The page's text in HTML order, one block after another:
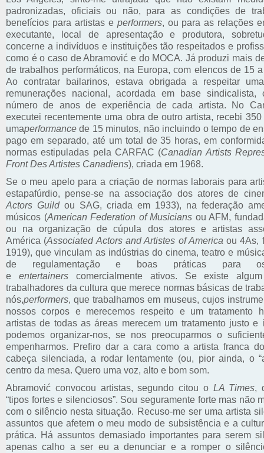
padronizadas, oficiais ou não, para as condições de
benefícios para artistas e performers, ou para as relações
executante, local de apresentação e produtora,
concerne a indivíduos e instituições tão respeitados e
como é o caso de Abramović e do MOCA. Já produzi mais
de trabalhos performáticos, na Europa, com elencos de 15
Ao contratar bailarinos, estava obrigada a respeitar
remunerações nacional, acordada em base sindicalista,
número de anos de experiência de cada artista. No
executei recentemente uma obra de outro artista, recebi
umaperformance de 15 minutos, não incluindo o tempo de
pago em separado, até um total de 35 horas, em
normas estipuladas pela CARFAC (Canadian Artists
Front Des Artistes Canadiens), criada em 1968.
Se o meu apelo para a criação de normas laborais para
estapafúrdio, pense-se na associação dos atores de
Actors Guildou SAG, criada em 1933), na federação
músicos (American Federation of Musicians ou AFM,
ou na organização de cúpula dos atores e artistas
América (Associated Actors and Artistes of America ou 4As,
1919), que vinculam as indústrias do cinema, teatro e
de regulamentação e boas práticas para
e entertainerscomercialmente ativos. Se existe
trabalhadores da cultura que merece normas básicas de
nós,performers, que trabalhamos em museus, cujos
nossos corpos e merecemos respeito e um tratamento
artistas de todas as áreas merecem um tratamento justo e
podemos organizar-nos, se nos preocuparmos o
empenharmos. Prefiro dar a cara como a artista franca
cabeça silenciada, a rodar lentamente (ou, pior ainda, o
centro da mesa. Quero uma voz, alto e bom som.
Abramović convocou artistas, segundo citou o LA Times,
“tipos fortes e silenciosos”. Sou seguramente forte mas não
com o silêncio nesta situação. Recuso-me ser uma artista
assuntos que afetem o meu modo de subsistência e a
prática. Há assuntos demasiado importantes para serem
apenas calho a ser eu a denunciar e a romper o